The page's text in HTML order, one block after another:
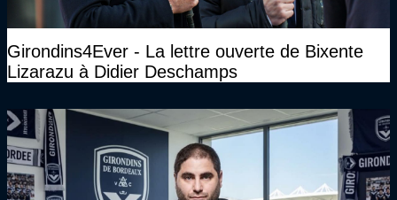
Girondins4Ever - La lettre ouverte de Bixente
Lizarazu à Didier Deschamps